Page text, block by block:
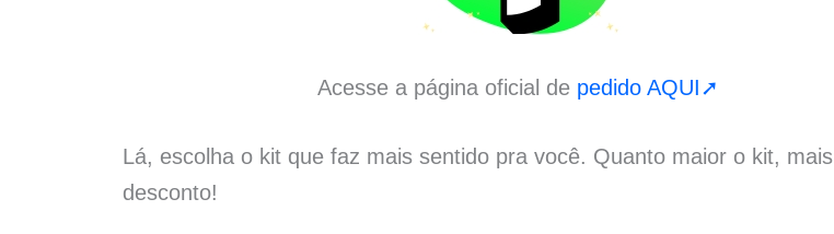
Acesse a página oficial de pedido AQUI➚
Lá, escolha o kit que faz mais sentido pra você. Quanto maior o kit, mais
desconto!